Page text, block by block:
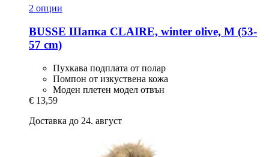
2 опции
BUSSE Шапка CLAIRE, winter olive, M (53-​
57 cm)
Пухкава подплата от полар
Помпон от изкуствена кожа
Моден плетен модел отвън
€ 13,59
Доставка до 24. август